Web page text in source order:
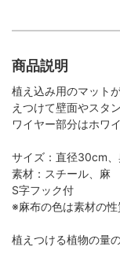
商品説明
植え込み用のマット
えつけて壁面やスタ
ワイヤー部分はホワ
サイズ：直径30cm
素材：スチール、麻
S字フック付
※麻布の色は素材の性
植えつける植物の量